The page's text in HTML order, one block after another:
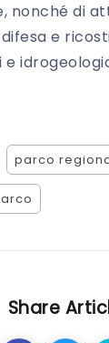
nonché di
e
parco
Share